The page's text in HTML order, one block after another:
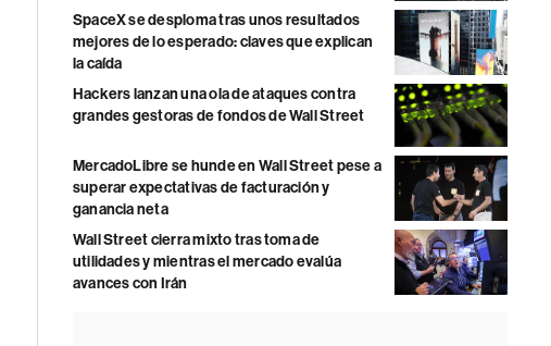
SpaceX se desploma tras unos resultados
mejores de lo esperado: claves que explican
la caída
Hackers lanzan una ola de ataques contra
grandes gestoras de fondos de Wall Street
MercadoLibre se hunde en Wall Street pese a
superar expectativas de facturación y
ganancia neta
Wall Street cierra mixto tras toma de
utilidades y mientras el mercado evalúa
avances con Irán